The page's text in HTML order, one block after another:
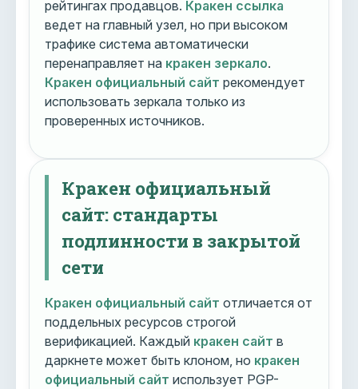
рейтингах продавцов. Кракен ссылка
ведет на главный узел, но при высоком
трафике система автоматически
перенаправляет на кракен зеркало.
Кракен официальный сайт рекомендует
использовать зеркала только из
проверенных источников.
Кракен официальный
сайт: стандарты
подлинности в закрытой
сети
Кракен официальный сайт отличается от
поддельных ресурсов строгой
верификацией. Каждый кракен сайт в
даркнете может быть клоном, но кракен
официальный сайт использует PGP-